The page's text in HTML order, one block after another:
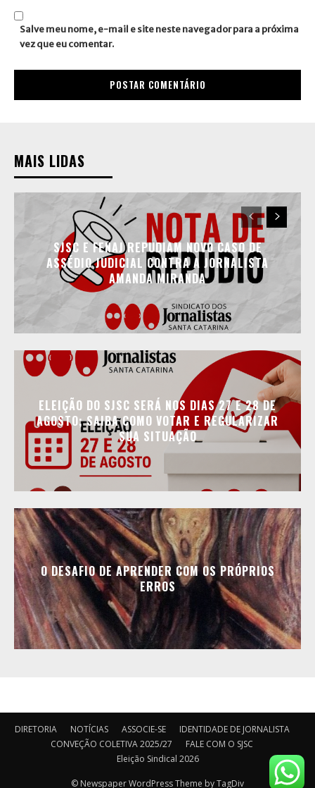
Salve meu nome, e-mail e site neste navegador para a próxima
vez que eu comentar.
MAIS LIDAS
SJSC E FENAJ REPUDIAM NOVO CASO DE
ASSÉDIO JUDICIAL CONTRA A JORNALISTA
AMANDA MIRANDA
ELEIÇÃO DO SJSC SERÁ NOS DIAS 27 E 28 DE
AGOSTO; SAIBA COMO VOTAR E REGULARIZAR
SUA SITUAÇÃO
O DESAFIO DE APRENDER COM OS PRÓPRIOS
ERROS
DIRETORIA NOTÍCIAS ASSOCIE-SE
IDENTIDADE DE JORNALISTA
CONVEÇÃO COLETIVA 2025/27
FALE COM O SJSC
Eleição Sindical 2026
© Newspaper WordPress Theme by TagDiv